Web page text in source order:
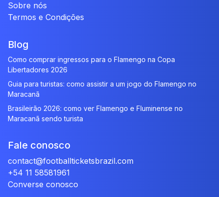
Sobre nós
Termos e Condições
Blog
Como comprar ingressos para o Flamengo na Copa
Libertadores 2026
Guia para turistas: como assistir a um jogo do Flamengo no
Maracanã
Brasileirão 2026: como ver Flamengo e Fluminense no
Maracanã sendo turista
Fale conosco
contact@footballticketsbrazil.com
+54 11 58581961
Converse conosco